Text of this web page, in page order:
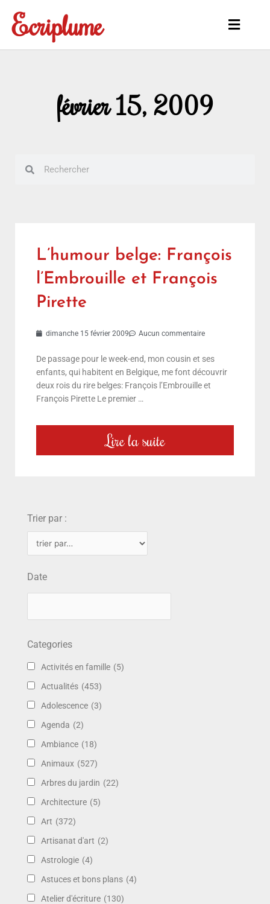
contenu
Ecriplume
Main
février 15, 2009
L’humour belge: François
l’Embrouille et François
Pirette
dimanche 15 février 2009 Aucun commentaire
De passage pour le week-end, mon cousin et ses
enfants, qui habitent en Belgique, me font découvrir
deux rois du rire belges: François l’Embrouille et
François Pirette Le premier …
Lire la suite
Trier par :
Date
Categories
Activités en famille (5)
Actualités (453)
Adolescence (3)
Agenda (2)
Ambiance (18)
Animaux (527)
Arbres du jardin (22)
Architecture (5)
Art (372)
Artisanat d'art (2)
Astrologie (4)
Astuces et bons plans (4)
Atelier d'écriture (130)